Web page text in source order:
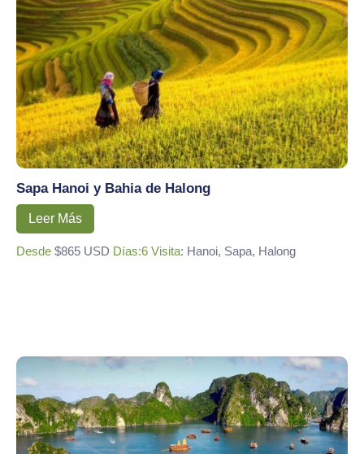
Sapa Hanoi y Bahia de Halong
Leer Más
Desde $865 USD Días:6 Visita: Hanoi, Sapa, Halong